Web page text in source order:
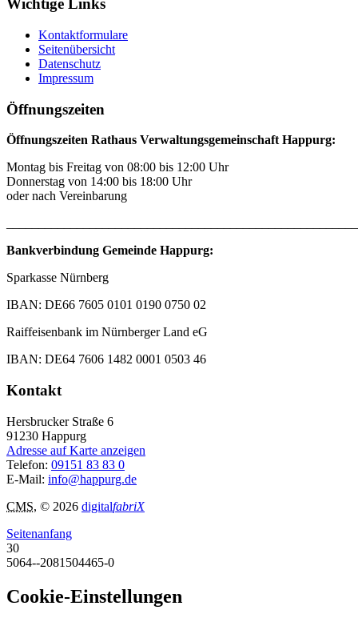
Wichtige Links
Kontaktformulare
Seitenübersicht
Datenschutz
Impressum
Öffnungszeiten
Öffnungszeiten Rathaus Verwaltungsgemeinschaft Happurg:
Montag bis Freitag von 08:00 bis 12:00 Uhr
Donnerstag von 14:00 bis 18:00 Uhr
oder nach Vereinbarung
Bankverbindung Gemeinde Happurg:
Sparkasse Nürnberg
IBAN: DE66 7605 0101 0190 0750 02
Raiffeisenbank im Nürnberger Land eG
IBAN: DE64 7606 1482 0001 0503 46
Kontakt
Hersbrucker Straße 6
91230 Happurg
Adresse auf Karte anzeigen
Telefon: 09151 83 83 0
E-Mail: info@happurg.de
CMS, © 2026 digitalfabriX
Seitenanfang
30
5064--2081504465-0
Cookie-Einstellungen